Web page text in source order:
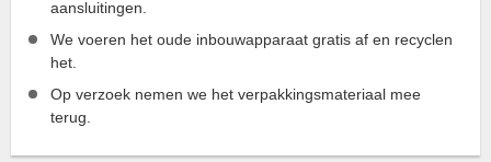
aansluitingen.
We voeren het oude inbouwapparaat gratis af en recyclen
het.
Op verzoek nemen we het verpakkingsmateriaal mee
terug.